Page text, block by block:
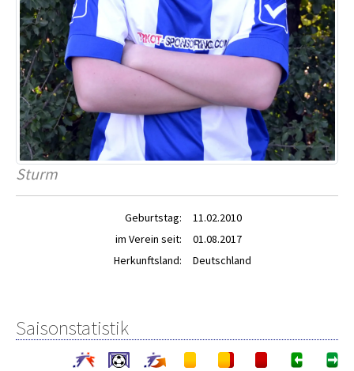
Sturm
Geburtstag:
11.02.2010
im Verein seit:
01.08.2017
Herkunftsland:
Deutschland
Saisonstatistik